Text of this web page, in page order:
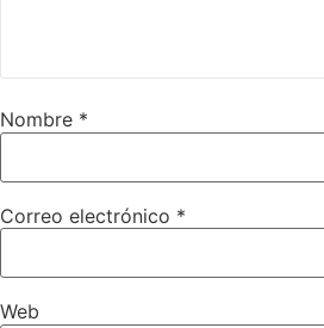
Nombre *
Correo electrónico *
Web